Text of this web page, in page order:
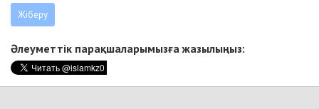
Әлеуметтік парақшаларымызға жазылыңыз: